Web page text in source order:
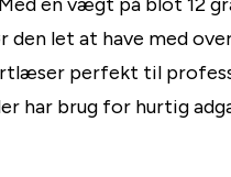
den let at have med
perfekt til
har brug for hurtig